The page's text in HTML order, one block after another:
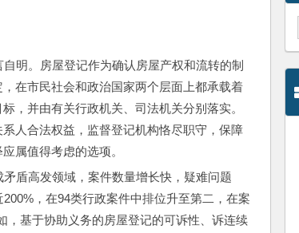
明。房屋登记作为确认房屋产权和流转的制
在市民社会和政治国家两个层面上都承载着
，并由有关行政机关、司法机关分别落实。
人合法权益，监督登记机构恪尽职守，保障
属值得考虑的选项。
盾高发领域，案件数量增长快，疑难问题
，在94类行政案件中排位升至第二，在案
，基于协助义务的房屋登记的可诉性、诉连续